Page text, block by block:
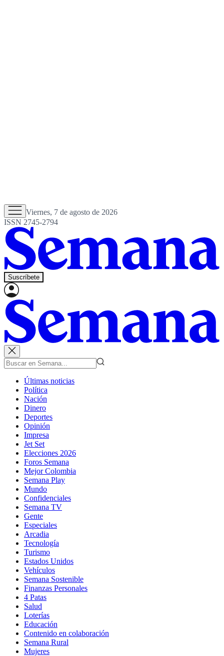
Viernes, 7 de agosto de 2026
ISSN 2745-2794
Suscríbete
Últimas noticias
Política
Nación
Dinero
Deportes
Opinión
Impresa
Jet Set
Elecciones 2026
Foros Semana
Mejor Colombia
Semana Play
Mundo
Confidenciales
Semana TV
Gente
Especiales
Arcadia
Tecnología
Turismo
Estados Unidos
Vehículos
Semana Sostenible
Finanzas Personales
4 Patas
Salud
Loterías
Educación
Contenido en colaboración
Semana Rural
Mujeres